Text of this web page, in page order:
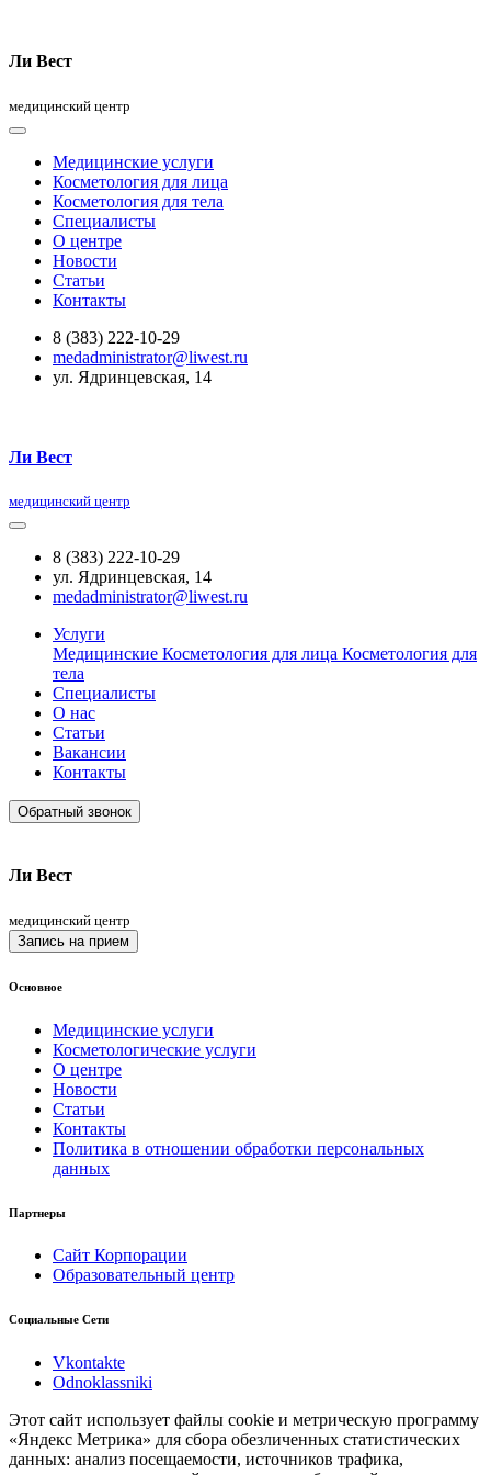
Ли Вест
медицинский центр
Медицинские услуги
Косметология для лица
Косметология для тела
Специалисты
О центре
Новости
Статьи
Контакты
8 (383) 222-10-29
medadministrator@liwest.ru
ул. Ядринцевская, 14
Ли Вест
медицинский центр
8 (383) 222-10-29
ул. Ядринцевская, 14
medadministrator@liwest.ru
Услуги
Медицинские Косметология для лица Косметология для
тела
Специалисты
О нас
Статьи
Вакансии
Контакты
Обратный звонок
Ли Вест
медицинский центр
Запись на прием
Основное
Медицинские услуги
Косметологические услуги
О центре
Новости
Статьи
Контакты
Политика в отношении обработки персональных
данных
Партнеры
Сайт Корпорации
Образовательный центр
Социальные Сети
Vkontakte
Odnoklassniki
Этот сайт использует файлы cookie и метрическую программу
«Яндекс Метрика» для сбора обезличенных статистических
данных: анализ посещаемости, источников трафика,